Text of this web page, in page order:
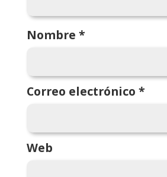
Nombre *
Correo electrónico *
Web